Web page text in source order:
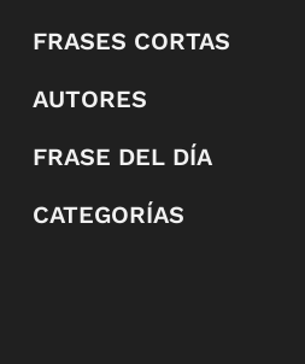
FRASES CORTAS
AUTORES
FRASE DEL DÍA
CATEGORÍAS